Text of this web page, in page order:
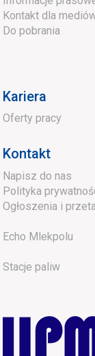
Kontakt dla
Do pobrania
Kariera
Oferty pracy
Kontakt
Napisz do nas
Polityka
Ogłoszenia i
Echo Mlekpolu
Stacje paliw